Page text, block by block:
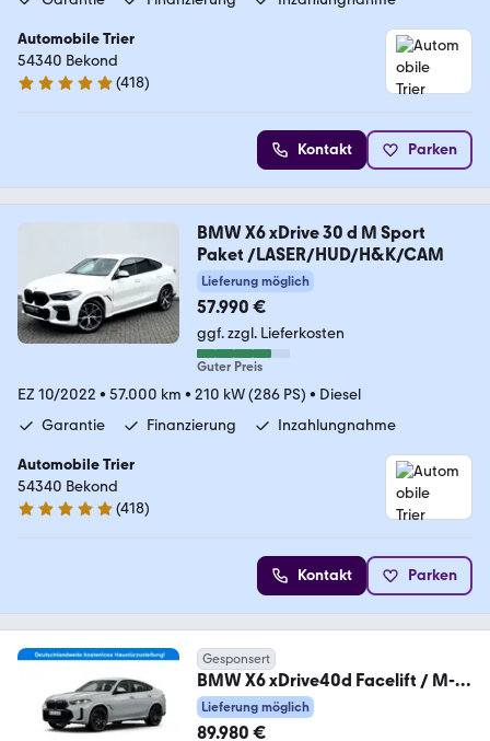
Automobile Trier
54340 Bekond
4.9 Sterne
(418)
Kontakt Parken
BMW X6 xDrive 30 d M Sport
Paket /LASER/HUD/H&K/CAM
Lieferung möglich
57.990 €
ggf. zzgl. Lieferkosten
Guter Preis
EZ 10/2022 • 57.000 km • 210 kW (286 PS) • Diesel
Garantie
Finanzierung Inzahlungnahme
Automobile Trier
54340 Bekond
4.9 Sterne
(418)
Kontakt Parken
Gesponsert
BMW X6 xDrive40d Facelift / M-
Sport Pro / 22" /LED /
Lieferung möglich
89.980 €